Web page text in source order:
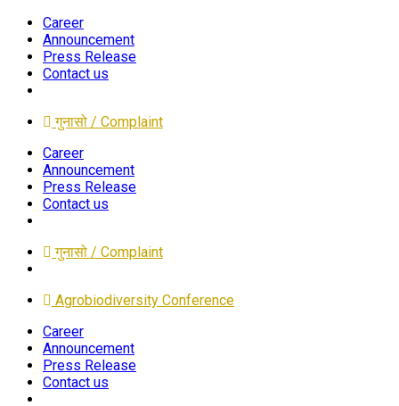
Career
Announcement
Press Release
Contact us
गुनासो / Complaint
Career
Announcement
Press Release
Contact us
गुनासो / Complaint
Agrobiodiversity Conference
Career
Announcement
Press Release
Contact us